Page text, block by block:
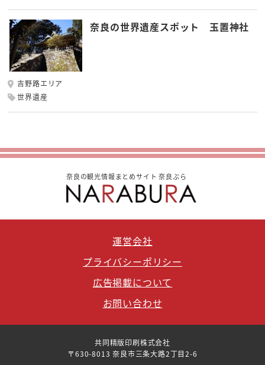
奈良の世界遺産スポット 玉置神社
吉野路エリア
世界遺産
奈良の観光情報まとめサイト 奈良ぶら
運営会社
プライバシーポリシー
広告掲載について
お問い合わせ
共同精版印刷株式会社
〒630-8013 奈良市三条大路2丁目2-6